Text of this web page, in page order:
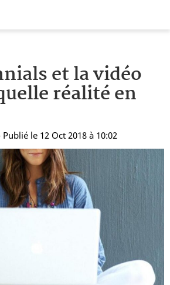
et la vidéo
réalité en
Publié le 12 Oct 2018 à 10:02